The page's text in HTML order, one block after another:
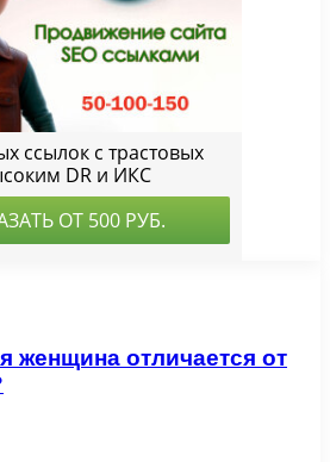
женщина отличается от